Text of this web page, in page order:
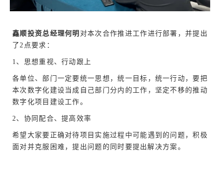
鑫顺投资总经理何明 对本次合作推进工作进行部署，并提出
了2点要求：
1、思想重视、行动跟上
各单位、部门一定要统一思想，统一目标，统一行动，要把
本次数字化建设当成自己部门分内的工作，坚定不移的推动
数字化项目建设工作。
2、协同配合、提高效率
希望大家要正确对待项目实施过程中可能遇到的问题，积极
面对并克服困难，提出问题的同时要提出解决方案。